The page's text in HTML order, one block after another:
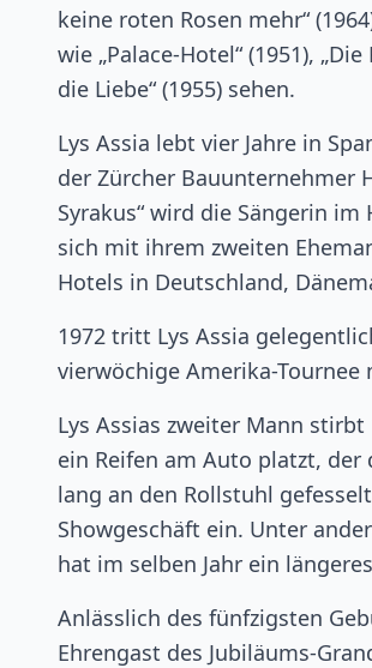
keine roten Rosen mehr“
wie „Palace-Hotel“ (1951),
die Liebe“ (1955) sehen.
Lys Assia lebt vier Jahre in
der Zürcher Bauunternehmer
Syrakus“ wird die Sängerin
sich mit ihrem zweiten
Hotels in Deutschland,
1972 tritt Lys Assia
vierwöchige Amerika-Tournee
Lys Assias zweiter Mann
ein Reifen am Auto platzt,
lang an den Rollstuhl
Showgeschäft ein. Unter
hat im selben Jahr ein
Anlässlich des fünfzigsten
Ehrengast des Jubiläums-